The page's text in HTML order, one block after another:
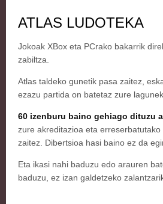
ATLAS LUDOTEKA
Jokoak XBox eta PCrako bakarrik
zabiltza.
Atlas taldeko gunetik pasa zaitez,
ezazu partida on batetaz zure
60 izenburu baino gehiago dituzu
zure akreditazioa eta
zaitez. Dibertsioa hasi baino ez da
Eta ikasi nahi baduzu edo arauren
baduzu, ez izan galdetzeko